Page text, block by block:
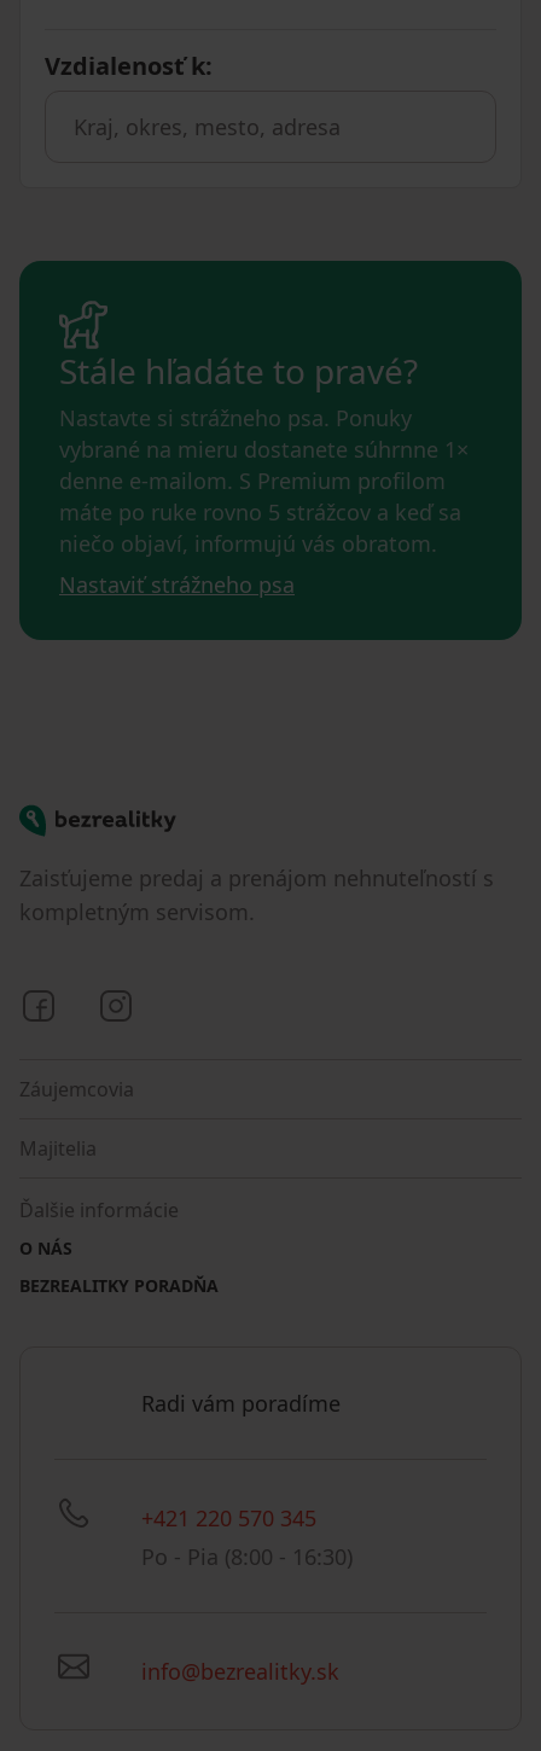
Vzdialenosť k:
Stále hľadáte to pravé?
Nastavte si strážneho psa. Ponuky
vybrané na mieru dostanete súhrnne 1×
denne e-mailom. S Premium profilom
máte po ruke rovno 5 strážcov a keď sa
niečo objaví, informujú vás obratom.
Nastaviť strážneho psa
Bezrealitky
Zaisťujeme predaj a prenájom nehnuteľností s
kompletným servisom.
Bezrealitky na Facebooku
Záujemcovia
Majitelia
Ďalšie informácie
O NÁS
BEZREALITKY PORADŇA
Radi vám poradíme
+421 220 570 345
Po - Pia (8:00 - 16:30)
info@bezrealitky.sk